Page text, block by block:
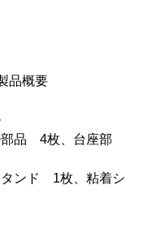
品概要
枚、台座部
、粘着シ